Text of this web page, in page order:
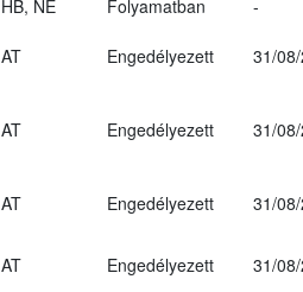
HB, NE Folyamatban
-
AT Engedélyezett 31/
AT Engedélyezett 31/
AT Engedélyezett 31/
AT Engedélyezett
31/